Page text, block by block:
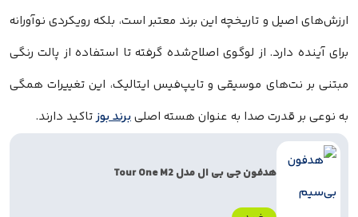
ارزش‌های اصیل و تاریخچه این برند معتبر است، بلکه رویکردی نوآورانه
برای آینده دارد. از لوگوی اصلاح‌شده گرفته تا استفاده از پالت رنگی
مبتنی بر نت‌های موسیقی و تایپ‌فیس ایتالیک، این تغییرات همگی
به نوعی بر قدرت صدا به عنوان هسته اصلیبرند بوزتاکید دارند.
هدفون جی بی ال مدل Tour One M2